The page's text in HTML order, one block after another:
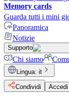
Memory cards
Guarda tutti i mini
Panoramica
Notizie
Supporto
Chi siamo
Lingua: it
Condividi